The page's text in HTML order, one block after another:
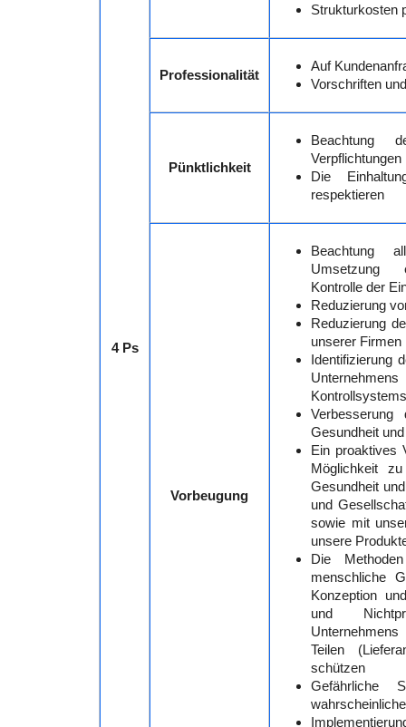
4 Ps
Strukturkosten
Professionalität
Auf
Vorschriften
Pünktlichkeit
Beachtung
Verpflichtungen
Die
respektieren
Vorbeugung
Beachtung
Umsetzung
Kontrolle der
Reduzierung
Reduzierung
unserer Firmen
Identifizierung
Gesundheit
Ein proaktives
Möglichkeit
Gesundheit
und
sowie mit
unsere
Die
menschliche
Konzeption
und
Teilen
schützen
Gefährliche